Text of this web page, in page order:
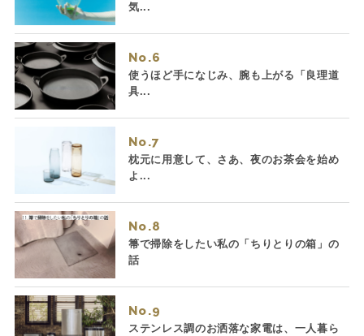
気...
No.
使うほど手になじみ、腕も上がる「良理道
具...
No.
枕元に用意して、さあ、夜のお茶会を始め
よ...
No.
箒で掃除をしたい私の「ちりとりの箱」の
話
No.
ステンレス調のお洒落な家電は、一人暮ら